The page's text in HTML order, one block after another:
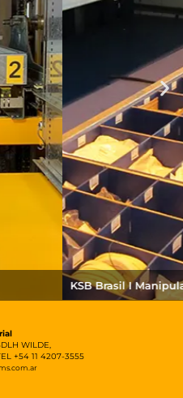
doble estación
WILDE,
+54 11 4207-3555